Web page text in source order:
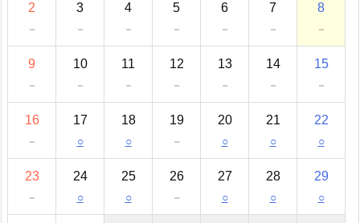
2
－
3
－
4
－
5
－
6
－
7
－
8
－
9
－
10
－
11
－
12
－
13
－
14
－
15
－
16
－
17
○
18
○
19
－
20
○
21
○
22
○
23
－
24
○
25
○
26
－
27
○
28
○
29
○